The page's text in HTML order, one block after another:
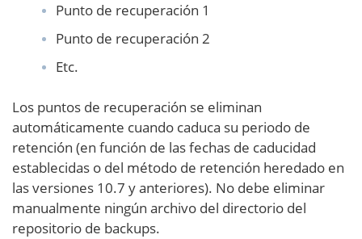
Punto de recuperación 1
Punto de recuperación 2
Etc.
Los puntos de recuperación se eliminan
automáticamente cuando caduca su periodo de
retención (en función de las fechas de caducidad
establecidas o del método de retención heredado en
las versiones 10.7 y anteriores). No debe eliminar
manualmente ningún archivo del directorio del
repositorio de backups.